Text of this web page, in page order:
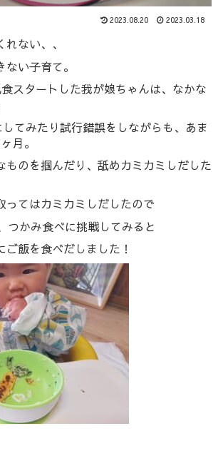
2023.08.20 2023.03.18
ない、、
い子育て。
スタートした我が娘ちゃんは、なかな
てみたり試行錯誤をしながらも、あま
月。
ものを掴んだり、舐めカミカミしだした
ってはカミカミしだしたので
つかみ食べに挑戦してみると
ご飯を食べだしました！